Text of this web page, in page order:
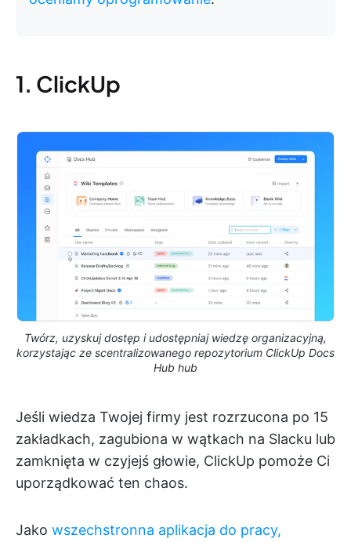
1. ClickUp
Twórz, uzyskuj dostęp i udostępniaj wiedzę organizacyjną,
korzystając ze scentralizowanego repozytorium ClickUp Docs
Hub hub
Jeśli wiedza Twojej firmy jest rozrzucona po 15
zakładkach, zagubiona w wątkach na Slacku lub
zamknięta w czyjejś głowie, ClickUp pomoże Ci
uporządkować ten chaos.
Jako wszechstronna aplikacja do pracy,